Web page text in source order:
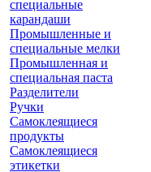
специальные
карандаши
Промышленные и
специальные мелки
Промышленная и
специальная паста
Разделители
Ручки
Самоклеящиеся
продукты
Самоклеящиеся
этикетки